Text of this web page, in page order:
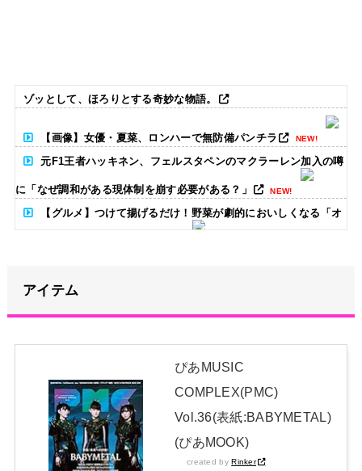
ゾッとして、ほろりとする奇妙な物語。
【画像】女優・夏菜、ロンハーで無防備パンチラ NEW!
元F1王者ハッキネン、フェルスタペンのマクラーレン加入の噂
に「なぜ調和がある現体制を崩す必要がある？」 NEW!
【グルメ】つけて揚げるだけ！野菜が劇的においしくなる「オ
カープ、最下位転落も3位が射程圏内。新井監督「特別な日の
試合だったので負けて悔しい」【反省会】 NEW!
日本独自企画・限定生産盤「METAL FORTH (DELUXE
JAPAN EDITION)」着弾
アイテム
ぴあMUSIC
COMPLEX(PMC)
Vol.36(表紙:BABYMETAL)
(ぴあMOOK)
created byRinker